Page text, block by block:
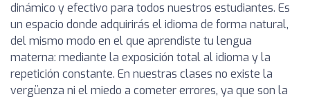
dinámico y efectivo para todos nuestros estudiantes. Es
un espacio donde adquirirás el idioma de forma natural,
del mismo modo en el que aprendiste tu lengua
materna: mediante la exposición total al idioma y la
repetición constante. En nuestras clases no existe la
vergüenza ni el miedo a cometer errores, ya que son la